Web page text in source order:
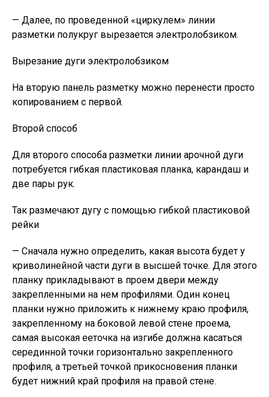
— Далее, по проведенной «циркулем» линии
разметки полукруг вырезается электролобзиком.
Вырезание дуги электролобзиком
На вторую панель разметку можно перенести просто
копированием с первой.
Второй способ
Для второго способа разметки линии арочной дуги
потребуется гибкая пластиковая планка, карандаш и
две пары рук.
Так размечают дугу с помощью гибкой пластиковой
рейки
— Сначала нужно определить, какая высота будет у
криволинейной части дуги в высшей точке. Для этого
планку прикладывают в проем двери между
закрепленными на нем профилями. Один конец
планки нужно приложить к нижнему краю профиля,
закрепленному на боковой левой стене проема,
самая высокая ееточка на изгибе должна касаться
серединной точки горизонтально закрепленного
профиля, а третьей точкой прикосновения планки
будет нижний край профиля на правой стене.